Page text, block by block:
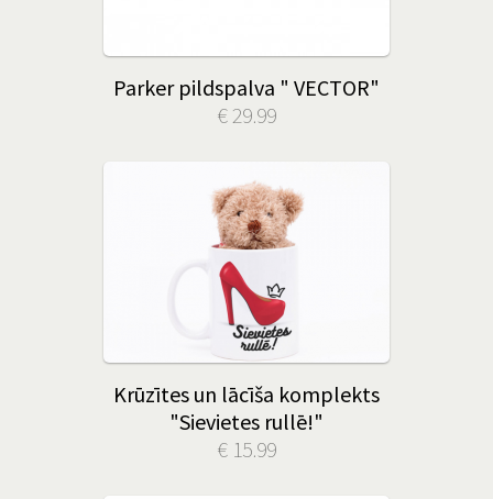
Parker pildspalva " VECTOR"
€ 29.99
Krūzītes un lācīša komplekts
"Sievietes rullē!"
€ 15.99